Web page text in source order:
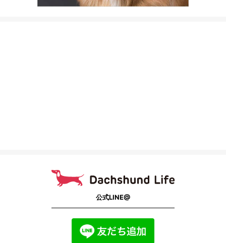
公式LINE@